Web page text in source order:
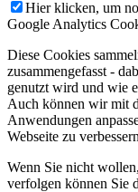
Hier klicken, um
Google Analytics
Diese Cookies
zusammengefasst -
genutzt wird und wie
Auch können wir mit
Anwendungen
Webseite zu
Wenn Sie nicht
verfolgen können Sie